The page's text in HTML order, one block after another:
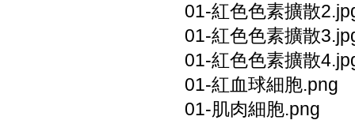
01-紅色色素擴散
01-紅色色素擴散
01-紅色色素擴散
01-紅血球細胞.png
01-肌肉細胞.png